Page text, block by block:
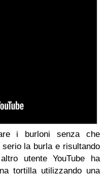
i burloni senza che
la burla e risultando
utente YouTube ha
tortilla utilizzando una